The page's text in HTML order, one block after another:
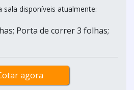
disponíveis atualmente:
Porta de correr 3 folhas;
agora